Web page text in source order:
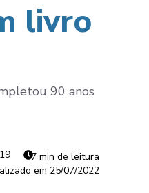
livro
90 anos
7 min de leitura
25/07/2022